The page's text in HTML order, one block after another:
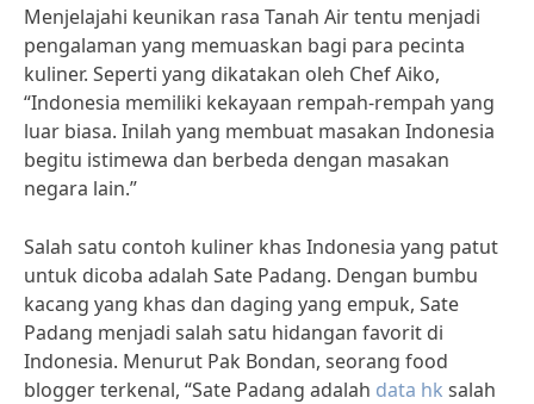
Menjelajahi keunikan rasa Tanah Air tentu menjadi
pengalaman yang memuaskan bagi para pecinta
kuliner. Seperti yang dikatakan oleh Chef Aiko,
“Indonesia memiliki kekayaan rempah-rempah yang
luar biasa. Inilah yang membuat masakan Indonesia
begitu istimewa dan berbeda dengan masakan
negara lain.”
Salah satu contoh kuliner khas Indonesia yang patut
untuk dicoba adalah Sate Padang. Dengan bumbu
kacang yang khas dan daging yang empuk, Sate
Padang menjadi salah satu hidangan favorit di
Indonesia. Menurut Pak Bondan, seorang food
blogger terkenal, “Sate Padang adalah data hk salah